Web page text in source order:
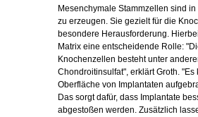
Mesenchymale Stammzellen sind
zu erzeugen. Sie gezielt für die
besondere Herausforderung.
Matrix eine entscheidende Rolle:
Knochenzellen besteht unter
Chondroitinsulfat", erklärt Groth.
Oberfläche von Implantaten
Das sorgt dafür, dass Implantate
abgestoßen werden. Zusätzlich